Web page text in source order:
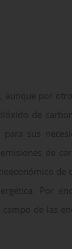
aunque por otro
de
sus
de
de
Por
de las